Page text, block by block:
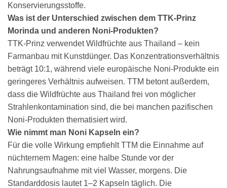
Konservierungsstoffe.
Was ist der Unterschied zwischen dem TTK-Prinz
Morinda und anderen Noni-Produkten?
TTK-Prinz verwendet Wildfrüchte aus Thailand – kein
Farmanbau mit Kunstdünger. Das Konzentrationsverhältnis
beträgt 10:1, während viele europäische Noni-Produkte ein
geringeres Verhältnis aufweisen. TTM betont außerdem,
dass die Wildfrüchte aus Thailand frei von möglicher
Strahlenkontamination sind, die bei manchen pazifischen
Noni-Produkten thematisiert wird.
Wie nimmt man Noni Kapseln ein?
Für die volle Wirkung empfiehlt TTM die Einnahme auf
nüchternem Magen: eine halbe Stunde vor der
Nahrungsaufnahme mit viel Wasser, morgens. Die
Standarddosis lautet 1–2 Kapseln täglich. Die